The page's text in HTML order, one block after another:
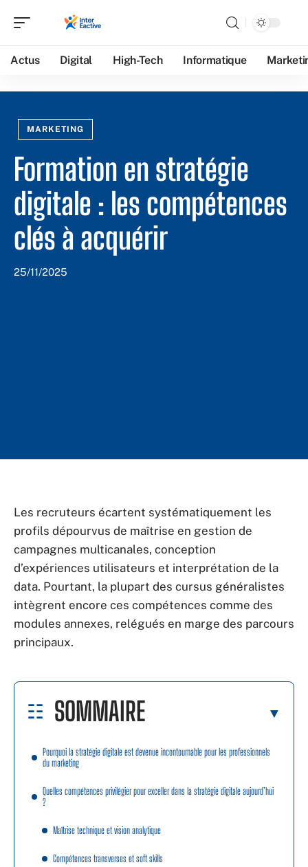
Actus Digital High-Tech Informatique
MARKETING
Formation en stratégie
digitale : les compétences
clés à acquérir
25/11/2025
Les recruteurs écartent systématiquement les
profils dépourvus de maîtrise en gestion de
campagnes multicanales, conception
d’expériences utilisateurs et interprétation de la
data. Pourtant, la plupart des cursus généralistes
intègrent encore ces compétences comme des
modules annexes, relégués en marge des parcours
principaux.
SOMMAIRE
Pourquoi la stratégie digitale est devenue incontournable pour les professionnels
du marketing
Quelles compétences privilégier pour exceller dans la stratégie digitale aujourd’hui
?
Maîtrise technique et vision analytique
Compétences transverses et soft skills